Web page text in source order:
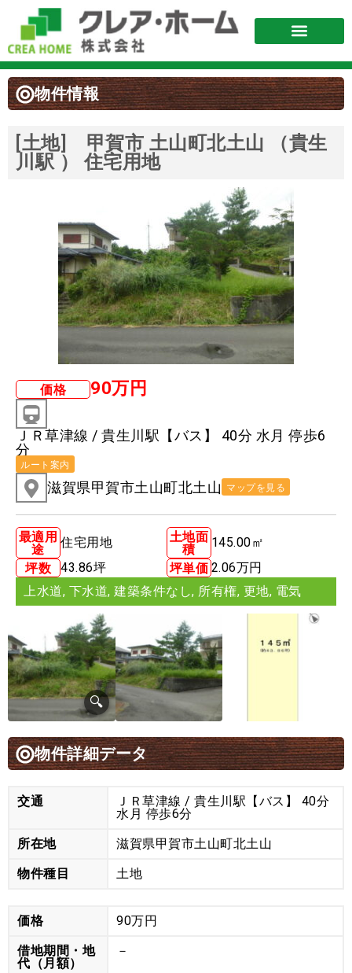
物件情報
[土地] 甲賀市 土山町北土山 （貴生
川駅 ） 住宅用地
価格 90万円
ＪＲ草津線 / 貴生川駅【バス】 40分 水月 停歩6
分
ルート案内
滋賀県甲賀市土山町北土山 マップを見る
最適用
途
住宅用地
土地面
積
145.00㎡
坪数
43.86坪 坪単価 2.06万円
上水道, 下水道, 建築条件なし, 所有権, 更地, 電気
物件詳細データ
交通
ＪＲ草津線 / 貴生川駅【バス】 40分
水月 停歩6分
所在地
滋賀県甲賀市土山町北土山
物件種目
土地
価格
90万円
借地期間・地
代（月額）
－